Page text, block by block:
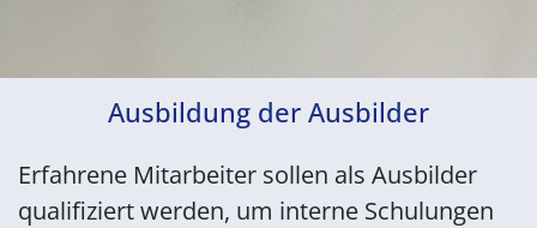
Ausbildung der Ausbilder
Erfahrene Mitarbeiter sollen als Ausbilder
qualifiziert werden, um interne Schulungen